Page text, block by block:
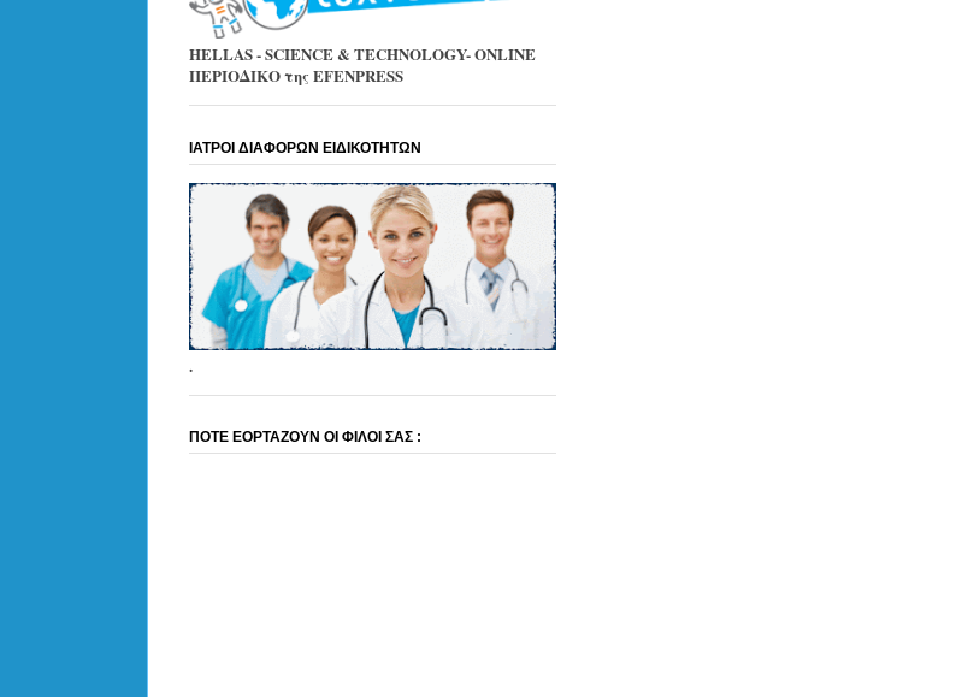
HELLAS - SCIENCE & TECHNOLOGY- ONLINE
ΠΕΡΙΟΔΙΚΟ της EFENPRESS
ΙΑΤΡΟΙ ΔΙΑΦΟΡΩΝ ΕΙΔΙΚΟΤΗΤΩΝ
.
ΠΟΤΕ ΕΟΡΤΑΖΟΥΝ ΟΙ ΦΙΛΟΙ ΣΑΣ :